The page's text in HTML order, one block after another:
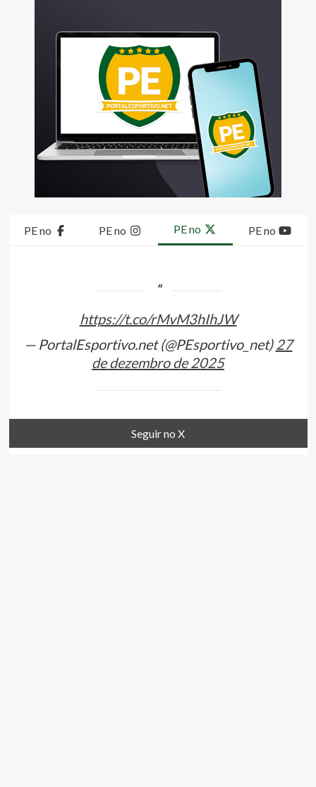
PE no PE no PE no PE no
https://t.co/rMvM3hIhJW
— PortalEsportivo.net (@PEsportivo_net)27
de dezembro de 2025
Seguir no X